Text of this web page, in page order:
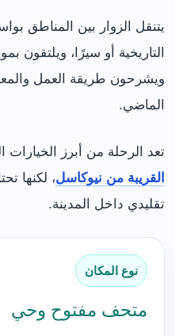
يتنقل الزوار بين المناطق
التاريخية أو سيرًا، ويلتقون
ويشرحون طريقة العمل
الماضي.
تعد الرحلة من أبرز الخيارات
القريبة من نيوكاسل، لكنها
تقليدي داخل المدينة.
نوع المكان
متحف مفتوح وحي